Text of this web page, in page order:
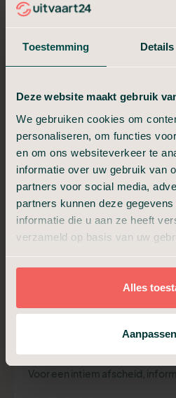
Toestemming Details
Deze website maakt gebruik
We gebruiken cookies om
personaliseren, om functies
en om ons websiteverkeer te
informatie over uw gebruik van
partners voor social media,
partners kunnen deze
informatie die u aan ze heeft
verzameld op basis van uw
Alles
Aanpassen
Vergelijk hieronder de
€ 1.299,-
Vanaf
24/7 bereikbaar
Aannemen en regelen
Overbrengen en bewaring
Uitvaartkist met kleine
Voor een intiem afscheid,